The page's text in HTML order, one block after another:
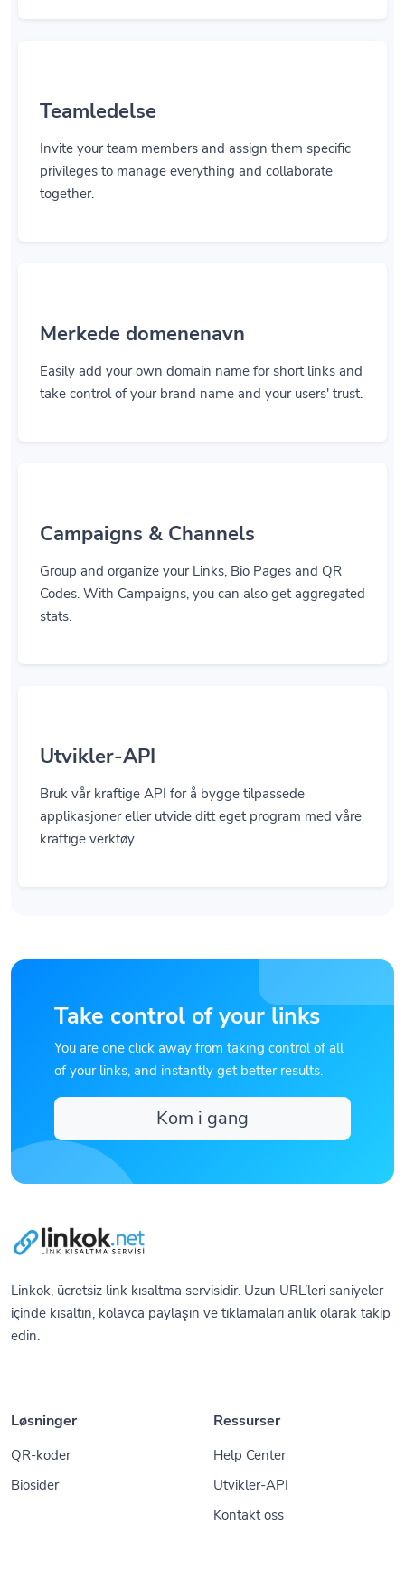
Teamledelse
Invite your team members and assign them specific
privileges to manage everything and collaborate
together.
Merkede domenenavn
Easily add your own domain name for short links and
take control of your brand name and your users' trust.
Campaigns & Channels
Group and organize your Links, Bio Pages and QR
Codes. With Campaigns, you can also get aggregated
stats.
Utvikler-API
Bruk vår kraftige API for å bygge tilpassede
applikasjoner eller utvide ditt eget program med våre
kraftige verktøy.
Take control of your links
You are one click away from taking control of all
of your links, and instantly get better results.
Kom i gang
Linkok, ücretsiz link kısaltma servisidir. Uzun URL’leri saniyeler
içinde kısaltın, kolayca paylaşın ve tıklamaları anlık olarak takip
edin.
Løsninger
QR-koder
Biosider
Ressurser
Help Center
Utvikler-API
Kontakt oss